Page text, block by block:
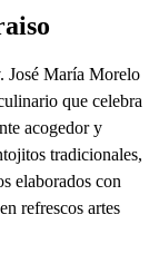
José María Morelo
que celebra
acogedor y
tradicionales,
elaborados con
refrescos artes